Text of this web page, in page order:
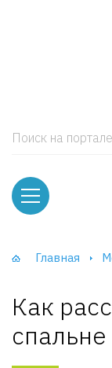
Поиск на портале
Главная
Как
и тумбы